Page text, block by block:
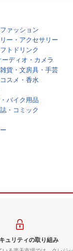
ァッション
ー・アクセサリー
トドリンク
ーディオ・カメラ
貨・文房具・手芸
スメ・香水
バイク用品
・コミック
ュリティの取り組み